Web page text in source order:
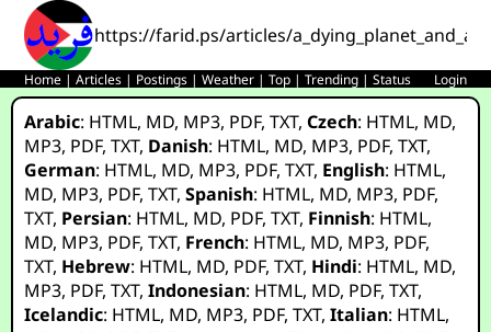
https://farid.ps/articles/
Home |Articles | Postings |Weather |Top |Trending |Status Login
Arabic: HTML, MD, MP3, PDF,TXT,Czech: HTML, MD,
MP3, PDF,TXT, Danish: HTML, MD, MP3, PDF,TXT,
German: HTML, MD, MP3, PDF,TXT, English: HTML,
MD, MP3, PDF,TXT,Spanish: HTML, MD, MP3, PDF,
TXT, Persian: HTML, MD, PDF,TXT, Finnish: HTML,
MD, MP3, PDF,TXT, French: HTML, MD, MP3, PDF,
TXT, Hebrew: HTML, MD, PDF,TXT, Hindi: HTML, MD,
MP3, PDF,TXT,Indonesian: HTML, MD, PDF,TXT,
Icelandic: HTML, MD, MP3, PDF,TXT,Italian: HTML,